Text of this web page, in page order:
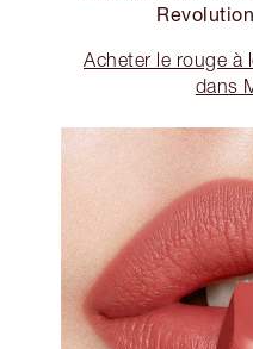
Revolution
Acheter le rouge à
dans